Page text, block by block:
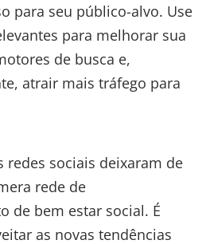
para seu público-alvo. Use
para melhorar sua
de busca e,
atrair mais tráfego para
redes sociais deixaram de
rede de
de bem estar social. É
as novas tendências